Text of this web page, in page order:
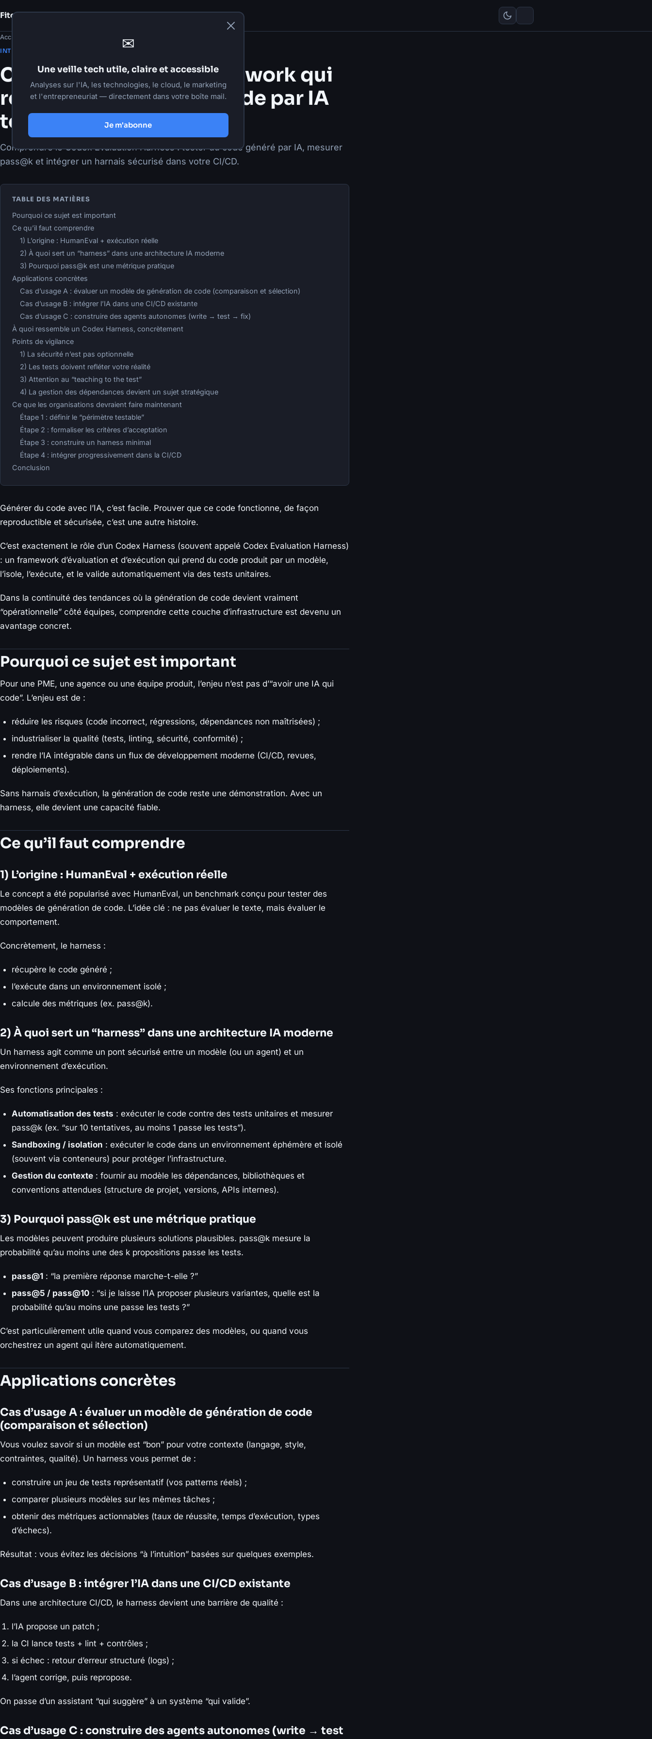
Fito DamourNotes
Accueil
INTELLIGENCE ARTIFICIELLE
Codex Harness : le framework qui
rend la génération de code par IA
testable et fiable
Comprendre le Codex Evaluation Harness : tester du code généré par IA, mesurer
pass@k et intégrer un harnais sécurisé dans votre CI/CD.
TABLE DES MATIÈRES
Pourquoi ce sujet est important
Ce qu’il faut comprendre
1) L’origine : HumanEval + exécution réelle
2) À quoi sert un “harness” dans une architecture IA moderne
3) Pourquoi pass@k est une métrique pratique
Applications concrètes
Cas d’usage A : évaluer un modèle de génération de code (comparaison et sélection)
Cas d’usage B : intégrer l’IA dans une CI/CD existante
Cas d’usage C : construire des agents autonomes (write → test → fix)
À quoi ressemble un Codex Harness, concrètement
Points de vigilance
1) La sécurité n’est pas optionnelle
2) Les tests doivent refléter votre réalité
3) Attention au “teaching to the test”
4) La gestion des dépendances devient un sujet stratégique
Ce que les organisations devraient faire maintenant
Étape 1 : définir le “périmètre testable”
Étape 2 : formaliser les critères d’acceptation
Étape 3 : construire un harness minimal
Étape 4 : intégrer progressivement dans la CI/CD
Conclusion
Générer du code avec l’IA, c’est facile. Prouver que ce code fonctionne, de façon
reproductible et sécurisée, c’est une autre histoire.
C’est exactement le rôle d’un Codex Harness (souvent appelé Codex Evaluation Harness)
: un framework d’évaluation et d’exécution qui prend du code produit par un modèle,
l’isole, l’exécute, et le valide automatiquement via des tests unitaires.
Dans la continuité des tendances où la génération de code devient vraiment
“opérationnelle” côté équipes, comprendre cette couche d’infrastructure est devenu un
avantage concret.
Pourquoi ce sujet est important
Pour une PME, une agence ou une équipe produit, l’enjeu n’est pas d’“avoir une IA qui
code”. L’enjeu est de :
réduire les risques (code incorrect, régressions, dépendances non maîtrisées) ;
industrialiser la qualité (tests, linting, sécurité, conformité) ;
rendre l’IA intégrable dans un flux de développement moderne (CI/CD, revues,
déploiements).
Sans harnais d’exécution, la génération de code reste une démonstration. Avec un
harness, elle devient une capacité fiable.
Ce qu’il faut comprendre
1) L’origine : HumanEval + exécution réelle
Le concept a été popularisé avec HumanEval, un benchmark conçu pour tester des
modèles de génération de code. L’idée clé : ne pas évaluer le texte, mais évaluer le
comportement.
Concrètement, le harness :
récupère le code généré ;
l’exécute dans un environnement isolé ;
calcule des métriques (ex. pass@k).
2) À quoi sert un “harness” dans une architecture IA moderne
Un harness agit comme un pont sécurisé entre un modèle (ou un agent) et un
environnement d’exécution.
Ses fonctions principales :
Automatisation des tests : exécuter le code contre des tests unitaires et mesurer
pass@k (ex. “sur 10 tentatives, au moins 1 passe les tests”).
Sandboxing / isolation : exécuter le code dans un environnement éphémère et isolé
(souvent via conteneurs) pour protéger l’infrastructure.
Gestion du contexte : fournir au modèle les dépendances, bibliothèques et
conventions attendues (structure de projet, versions, APIs internes).
3) Pourquoi pass@k est une métrique pratique
Les modèles peuvent produire plusieurs solutions plausibles. pass@k mesure la
probabilité qu’au moins une des k propositions passe les tests.
pass@1 : “la première réponse marche-t-elle ?”
pass@5 / pass@10 : “si je laisse l’IA proposer plusieurs variantes, quelle est la
probabilité qu’au moins une passe les tests ?”
C’est particulièrement utile quand vous comparez des modèles, ou quand vous
orchestrez un agent qui itère automatiquement.
Applications concrètes
Cas d’usage A : évaluer un modèle de génération de code
(comparaison et sélection)
Vous voulez savoir si un modèle est “bon” pour votre contexte (langage, style,
contraintes, qualité). Un harness vous permet de :
construire un jeu de tests représentatif (vos patterns réels) ;
comparer plusieurs modèles sur les mêmes tâches ;
obtenir des métriques actionnables (taux de réussite, temps d’exécution, types
d’échecs).
Résultat : vous évitez les décisions “à l’intuition” basées sur quelques exemples.
Cas d’usage B : intégrer l’IA dans une CI/CD existante
Dans une architecture CI/CD, le harness devient une barrière de qualité :
l’IA propose un patch ;
la CI lance tests + lint + contrôles ;
si échec : retour d’erreur structuré (logs) ;
l’agent corrige, puis repropose.
On passe d’un assistant “qui suggère” à un système “qui valide”.
Cas d’usage C : construire des agents autonomes (write → test
✉
Une veille tech utile, claire et accessible
Analyses sur l'IA, les technologies, le cloud, le marketing
et l'entrepreneuriat — directement dans votre boîte mail.
Je m'abonne